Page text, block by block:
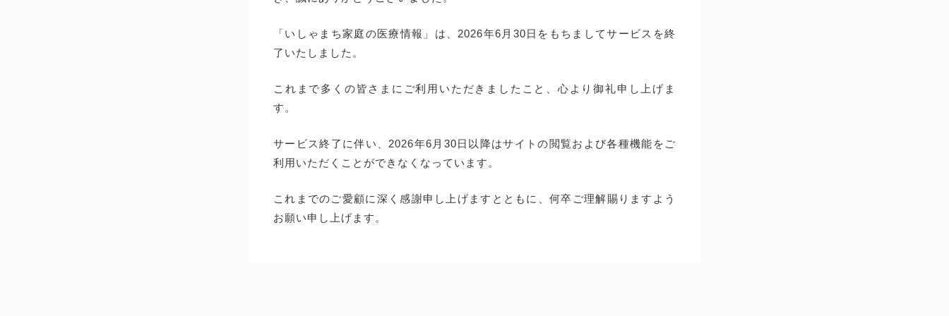
「いしゃまち家庭の医療情報」は、2026年6月30日をもちましてサービスを終
了いたしました。
これまで多くの皆さまにご利用いただきましたこと、心より御礼申し上げま
す。
サービス終了に伴い、2026年6月30日以降はサイトの閲覧および各種機能をご
利用いただくことができなくなっています。
これまでのご愛顧に深く感謝申し上げますとともに、何卒ご理解賜りますよう
お願い申し上げます。